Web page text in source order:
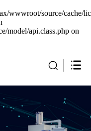
wwwroot/source/cache/
model/api.class.php on